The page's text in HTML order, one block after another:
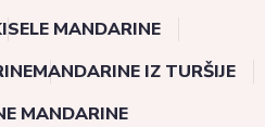
MANDARINE
MANDARINE IZ TURŠIJE
MANDARINE